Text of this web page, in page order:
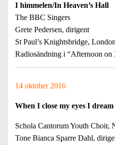
I himmelen/In Heaven’s Hall
The BBC Singers
Grete Pedersen, dirigent
St Paul’s Knightsbridge, London
Radiosändning i “Afternoon
14 oktober 2016
When I close my eyes I dream
Schola Cantorum Youth Choir,
Tone Bianca Sparre Dahl,